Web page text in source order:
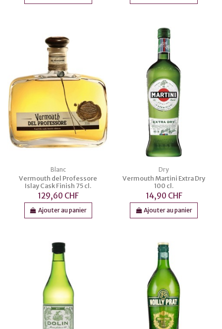
Blanc
Vermouth del Professore
Islay Cask Finish 75 cl.
129,60 CHF
Ajouter au panier
Dry
Vermouth Martini Extra Dry
100 cl.
14,90 CHF
Ajouter au panier